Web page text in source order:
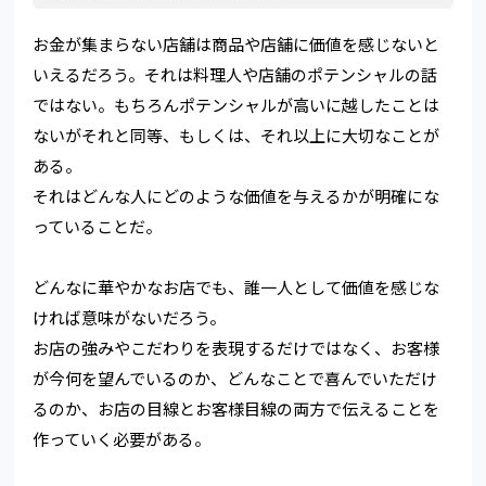
お金が集まらない店舗は商品や店舗に価値を感じないと
いえるだろう。それは料理人や店舗のポテンシャルの話
ではない。もちろんポテンシャルが高いに越したことは
ないがそれと同等、もしくは、それ以上に大切なことが
ある。
それはどんな人にどのような価値を与えるかが明確にな
っていることだ。
どんなに華やかなお店でも、誰一人として価値を感じな
ければ意味がないだろう。
お店の強みやこだわりを表現するだけではなく、お客様
が今何を望んでいるのか、どんなことで喜んでいただけ
るのか、お店の目線とお客様目線の両方で伝えることを
作っていく必要がある。